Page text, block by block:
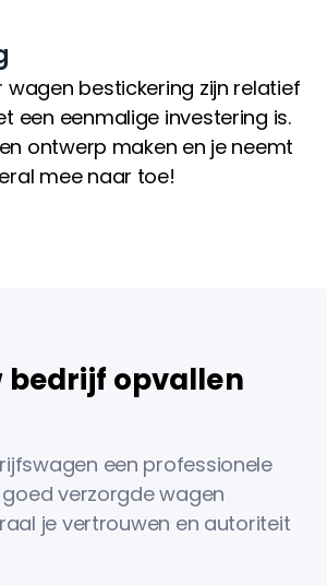
wagen bestickering zijn relatief
een eenmalige investering is.
ontwerp maken en je neemt
mee naar toe!
bedrijf opvallen
een professionele
verzorgde wagen
je vertrouwen en autoriteit